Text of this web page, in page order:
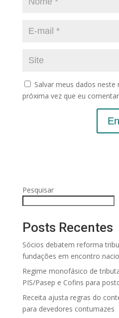
Salvar meus dados neste
próxima vez que eu
Pesquisar
Posts Recentes
Sócios debatem reforma
fundações em encontro
Regime monofásico de
PIS/Pasep e Cofins para
Receita ajusta regras do
para devedores contumazes